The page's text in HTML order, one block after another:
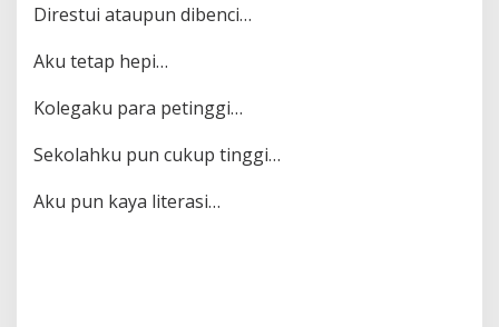
Direstui ataupun dibenci…
Aku tetap hepi…
Kolegaku para petinggi…
Sekolahku pun cukup tinggi…
Aku pun kaya literasi…